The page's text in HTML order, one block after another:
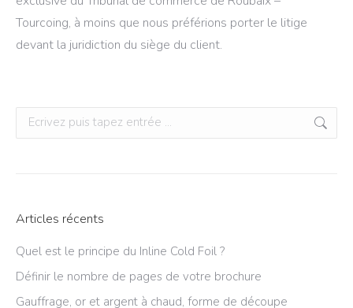
Tourcoing, à moins que nous préférions porter le litige
devant la juridiction du siège du client.
Recherche
:
Articles récents
Quel est le principe du Inline Cold Foil ?
Définir le nombre de pages de votre brochure
Gauffrage, or et argent à chaud, forme de découpe